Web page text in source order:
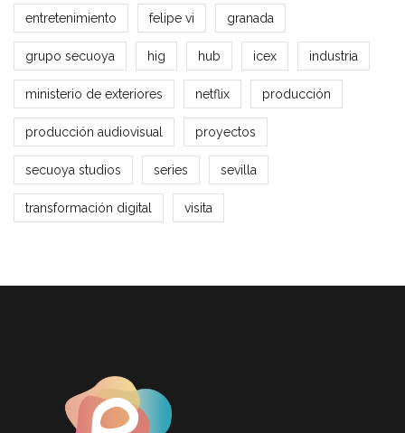
entretenimiento felipe vi granada
grupo secuoya hig hub icex industria
ministerio de exteriores netflix producción
producción audiovisual proyectos
secuoya studios series sevilla
transformación digital visita